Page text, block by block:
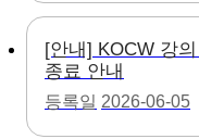
[안내] KOCW 강
종료 안내
등록일 2026-06-05